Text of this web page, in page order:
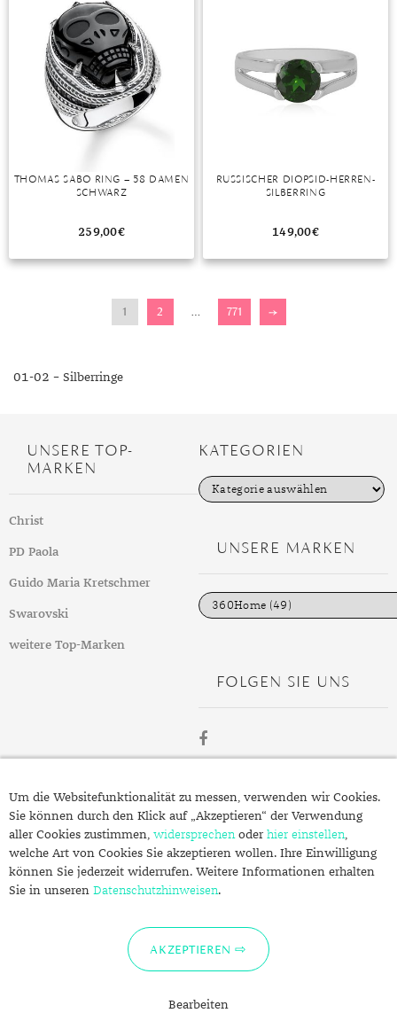
THOMAS SABO RING – 58 DAMEN
SCHWARZ
259,00€
RUSSISCHER DIOPSID-HERREN-
SILBERRING
149,00€
1 2 … 771 →
01-02 – Silberringe
UNSERE TOP-
MARKEN
Christ
PD Paola
Guido Maria Kretschmer
Swarovski
weitere Top-Marken
KATEGORIEN
K
a
e
n
UNSERE MARKEN
FOLGEN SIE UNS
SCHMUCK.DE
Fragen zu Ihrer Bestellung?
Kontakt
Um die Websitefunktionalität zu messen, verwenden wir Cookies.
Sie können durch den Klick auf „Akzeptieren“ der Verwendung
aller Cookies zustimmen, widersprechenoder hier einstellen,
welche Art von Cookies Sie akzeptieren wollen. Ihre Einwilligung
können Sie jederzeit widerrufen. Weitere Informationen erhalten
Sie in unseren Datenschutzhinweisen.
AKZEPTIEREN
Bearbeiten